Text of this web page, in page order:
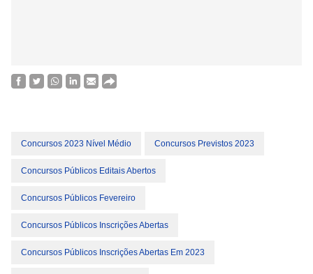
Concursos 2023 Nível Médio Concursos Previstos 2023
Concursos Públicos Editais Abertos
Concursos Públicos Fevereiro
Concursos Públicos Inscrições Abertas
Concursos Públicos Inscrições Abertas Em 2023